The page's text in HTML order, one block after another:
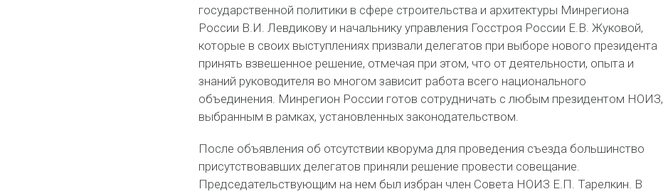
государственной политики в сфере строительства и архитектуры Минрегиона
России В.И. Левдикову и начальнику управления Госстроя России Е.В. Жуковой,
которые в своих выступлениях призвали делегатов при выборе нового президента
принять взвешенное решение, отмечая при этом, что от деятельности, опыта и
знаний руководителя во многом зависит работа всего национального
объединения. Минрегион России готов сотрудничать с любым президентом НОИЗ,
выбранным в рамках, установленных законодательством.
После объявления об отсутствии кворума для проведения съезда большинство
присутствовавших делегатов приняли решение провести совещание.
Председательствующим на нем был избран член Совета НОИЗ Е.П. Тарелкин. В